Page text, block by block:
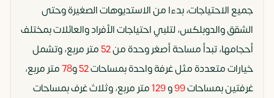
جميع الاحتياجات، بدءا من الاستديوهات الصغيرة وحتى
الشقق والدوبلكس، لتلبي احتياجات الأفراد والعائلات بمختلف
أحجامها، تبدأ مساحة أصغر وحدة من52متر مربع، وتشمل
خيارات متعددة مثل غرفة واحدة بمساحات52و78متر مربع،
غرفتين بمساحات99و129متر مربع، وثلاث غرف بمساحات